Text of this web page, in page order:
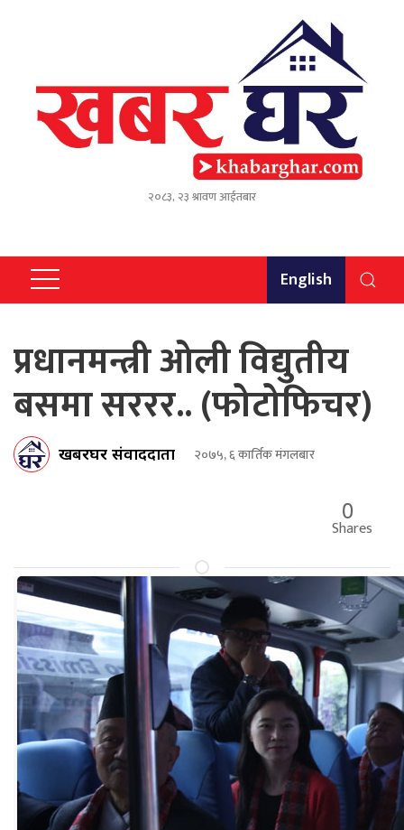
२०८३, २३ श्रावण आईतबार
English
प्रधानमन्त्री ओली विद्युतीय
बसमा सररर.. (फोटोफिचर)
खबरघर संवाददाता २०७५, ६ कार्तिक मंगलबार
0
Shares